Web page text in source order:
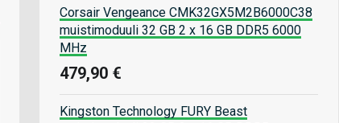
Corsair Vengeance CMK32GX5M2B6000C38
muistimoduuli 32 GB 2 x 16 GB DDR5 6000
MHz
479,90 €
Kingston Technology FURY Beast